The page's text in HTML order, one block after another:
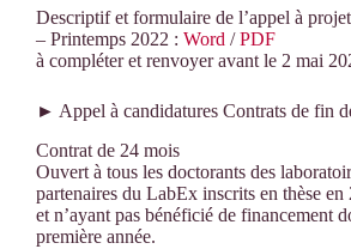
Descriptif et formulaire de l’appel à
– Printemps 2022 : Word /PDF
à compléter et renvoyer avant le 2 mai
► Appel à candidatures Contrats de fin
Contrat de 24 mois
Ouvert à tous les doctorants des
partenaires du LabEx inscrits en thèse en
et n’ayant pas bénéficié de financement
première année.